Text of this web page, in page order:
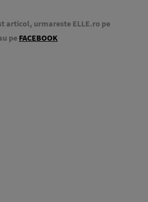
articol, urmareste ELLE.ro pe
pe FACEBOOK